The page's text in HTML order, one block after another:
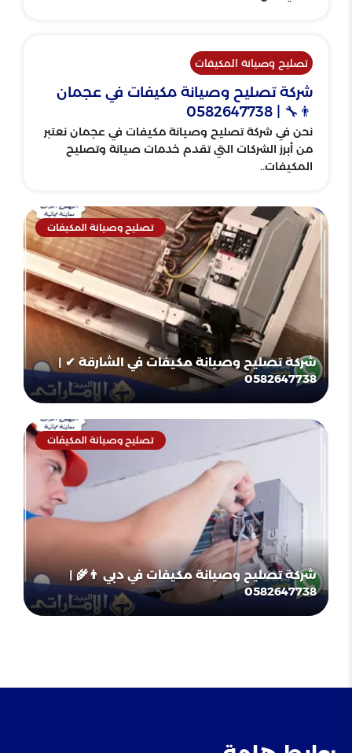
تصليح وصيانة المكيفات
شركة تصليح وصيانة مكيفات في عجمان
👨‍🔧 | 0582647738
نحن في شركة تصليح وصيانة مكيفات في عجمان نعتبر
من أبرز الشركات التي تقدم خدمات صيانة وتصليح
المكيفات..
تصليح وصيانة المكيفات
شركة تصليح وصيانة مكيفات في الشارقة ✔ |
0582647738
تصليح وصيانة المكيفات
شركة تصليح وصيانة مكيفات في دبي 👨‍🌾 |
0582647738